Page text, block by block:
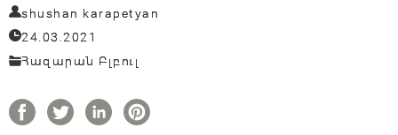
shushan karapetyan
24.03.2021
Հազարան Բլբուլ